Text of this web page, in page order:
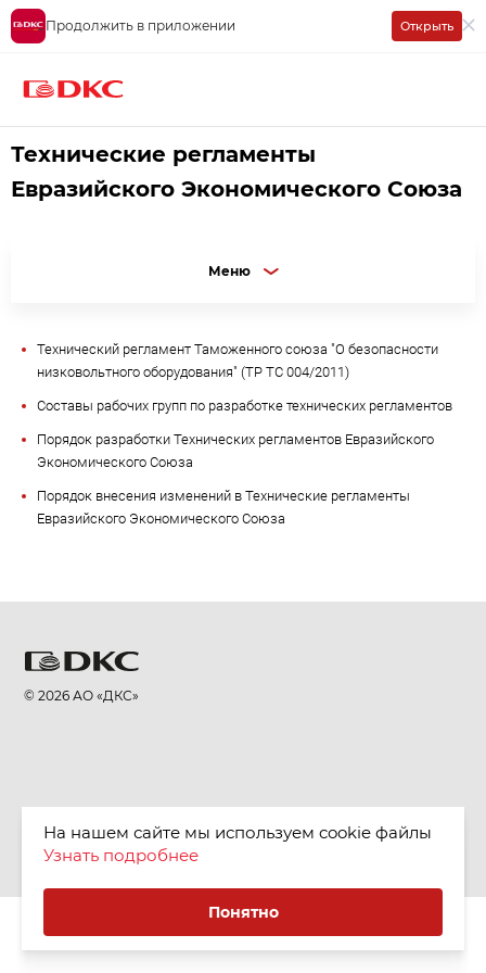
Продолжить в приложении Открыть
Технические регламенты
Евразийского Экономического Союза
Меню
Технический регламент Таможенного союза "О безопасности
низковольтного оборудования" (ТР ТС 004/2011)
Составы рабочих групп по разработке технических регламентов
Порядок разработки Технических регламентов Евразийского
Экономического Союза
Порядок внесения изменений в Технические регламенты
Евразийского Экономического Союза
© 2026 АО «ДКС»
Куки (cookie) и Политика конфиденциальности
На нашем сайте мы используем cookie файлы
Узнать подробнее
Понятно